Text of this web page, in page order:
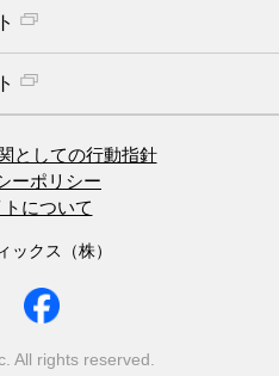
としての行動指針
ーポリシー
について
ックス（株）
All rights reserved.